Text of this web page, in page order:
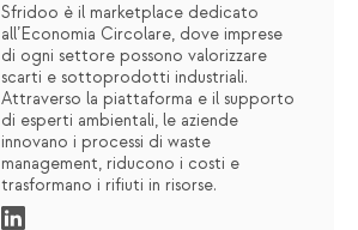
Sfridoo è il marketplace dedicato
all’Economia Circolare, dove imprese
di ogni settore possono valorizzare
scarti e sottoprodotti industriali.
Attraverso la piattaforma e il supporto
di esperti ambientali, le aziende
innovano i processi di waste
management, riducono i costi e
trasformano i rifiuti in risorse.